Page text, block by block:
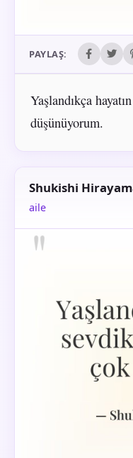
PAYLAŞ:
Yaşlandıkça
düşünüyorum.
Shukishi
aile